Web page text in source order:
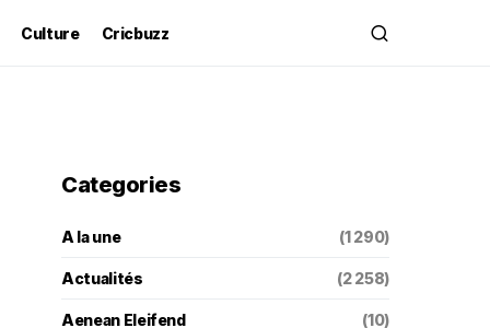
Culture Cricbuzz
Categories
A la une (1 290)
Actualités (2 258)
Aenean Eleifend (10)